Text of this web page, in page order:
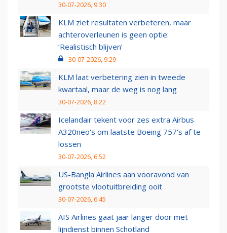
30-07-2026, 9:30
KLM ziet resultaten verbeteren, maar
achteroverleunen is geen optie:
‘Realistisch blijven’
30-07-2026, 9:29
KLM laat verbetering zien in tweede
kwartaal, maar de weg is nog lang
30-07-2026, 8:22
Icelandair tekent voor zes extra Airbus
A320neo's om laatste Boeing 757's af te
lossen
30-07-2026, 6:52
US-Bangla Airlines aan vooravond van
grootste vlootuitbreiding ooit
30-07-2026, 6:45
AIS Airlines gaat jaar langer door met
lijndienst binnen Schotland